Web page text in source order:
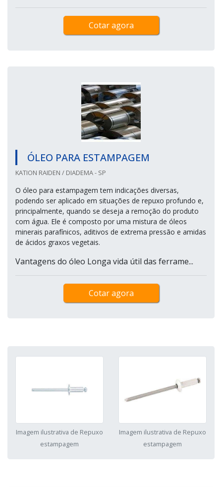
Cotar agora
ÓLEO PARA ESTAMPAGEM
KATION RAIDEN / DIADEMA - SP
O óleo para estampagem tem indicações diversas,
podendo ser aplicado em situações de repuxo profundo e,
principalmente, quando se deseja a remoção do produto
com água. Ele é composto por uma mistura de óleos
minerais parafínicos, aditivos de extrema pressão e amidas
de ácidos graxos vegetais.
Vantagens do óleo Longa vida útil das ferrame...
Cotar agora
Imagem ilustrativa de Repuxo
estampagem
Imagem ilustrativa de Repuxo
estampagem